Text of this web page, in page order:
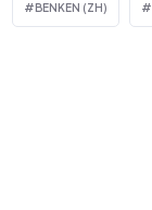
BENKEN (ZH)